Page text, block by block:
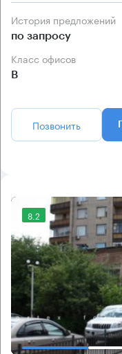
История предложений
по запросу
Класс офисов
B
Позвонить
8.2